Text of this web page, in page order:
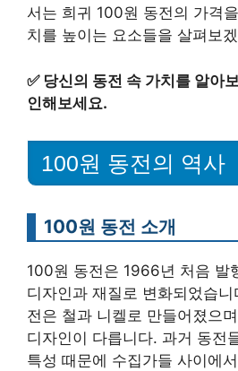
서는 희귀 100원 동전의 가격
치를 높이는 요소들을 살펴보
✅ 당신의 동전 속 가치를 알아
인해보세요.
100원 동전의 역사
100원 동전 소개
100원 동전은 1966년 처음 발
디자인과 재질로 변화되었습
전은 철과 니켈로 만들어졌으
디자인이 다릅니다. 과거 동전
특성 때문에 수집가들 사이에